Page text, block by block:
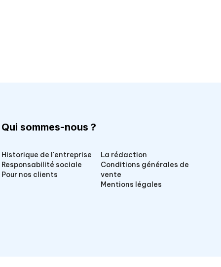
Qui sommes-nous ?
Historique de l'entreprise
Responsabilité sociale
Pour nos clients
La rédaction
Conditions générales de
vente
Mentions légales